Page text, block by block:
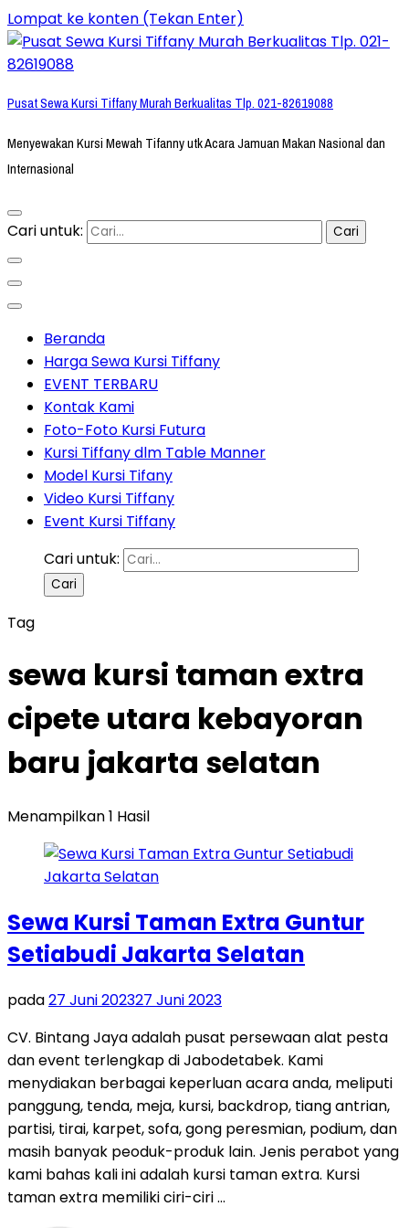
Lompat ke konten (Tekan Enter)
Pusat Sewa Kursi Tiffany Murah Berkualitas Tlp. 021-82619088
Menyewakan Kursi Mewah Tifanny utk Acara Jamuan Makan Nasional dan
Internasional
Cari untuk:
Beranda
Harga Sewa Kursi Tiffany
EVENT TERBARU
Kontak Kami
Foto-Foto Kursi Futura
Kursi Tiffany dlm Table Manner
Model Kursi Tifany
Video Kursi Tiffany
Event Kursi Tiffany
Cari untuk:
Tag
sewa kursi taman extra
cipete utara kebayoran
baru jakarta selatan
Menampilkan 1 Hasil
Sewa Kursi Taman Extra Guntur
Setiabudi Jakarta Selatan
pada27 Juni 202327 Juni 2023
CV. Bintang Jaya adalah pusat persewaan alat pesta
dan event terlengkap di Jabodetabek. Kami
menydiakan berbagai keperluan acara anda, meliputi
panggung, tenda, meja, kursi, backdrop, tiang antrian,
partisi, tirai, karpet, sofa, gong peresmian, podium, dan
masih banyak peoduk-produk lain. Jenis perabot yang
kami bahas kali ini adalah kursi taman extra. Kursi
taman extra memiliki ciri-ciri …